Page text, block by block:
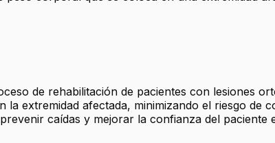
de rehabilitación de pacientes con lesiones
extremidad afectada, minimizando el riesgo de
caídas y mejorar la confianza del